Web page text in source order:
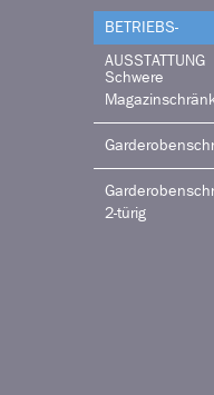
BETRIEBS­
AUSSTATTUNG
Schwere
2-türig